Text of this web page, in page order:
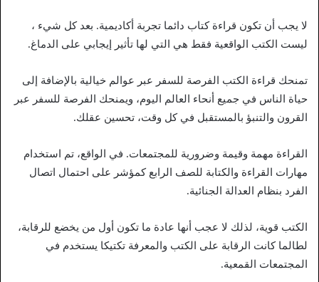
لا يجب أن تكون قراءة كتاب دائما تجربة أكاديمية. بعد كل شيء ،
ليست الكتب الواقعية فقط هي التي لها تأثير إيجابي على الدماغ.
تمنحك قراءة الكتب الفرصة للسفر عبر عوالم خيالية بالإضافة إلى
حياة الناس في جميع أنحاء العالم اليوم، ويمنحك الفرصة للسفر عبر
القرون والتنبؤ بالمستقبل في كل وقت، تحسين عقلك.
القراءة مهمة وقيمة وضرورية للمجتمعات. في الواقع، تم استخدام
مهارات القراءة والكتابة للصف الرابع كمؤشر على احتمال اتصال
الفرد بنظام العدالة الجنائية.
الكتب قوية، لذلك لا عجب أنها عادة ما تكون أول من يخضع للرقابة،
لطالما كانت الرقابة على الكتب والمعرفة تكتيكا يستخدم في
المجتمعات القمعية.